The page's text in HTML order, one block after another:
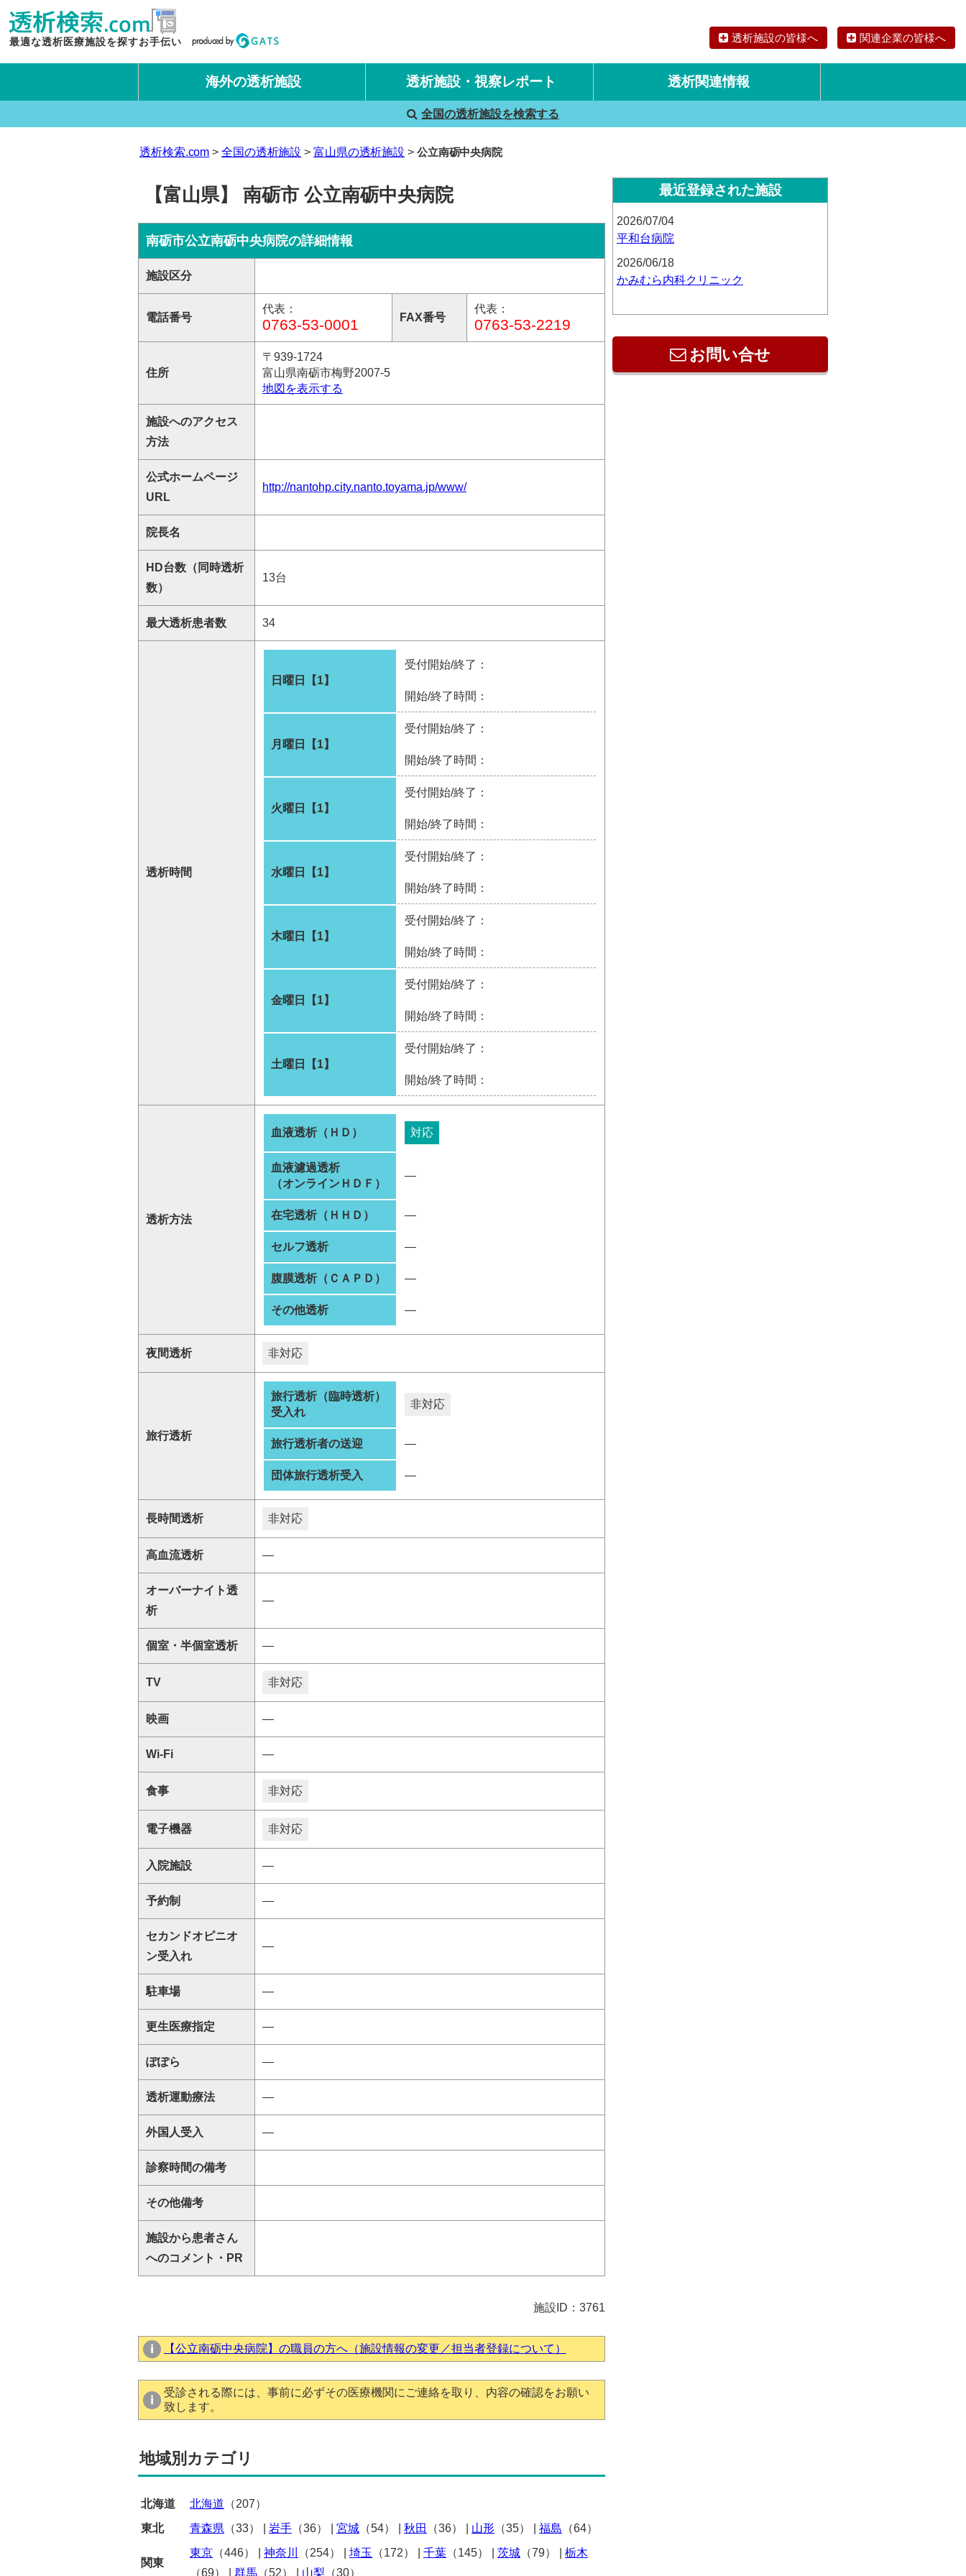
最適な透析医療施設を探すお手伝い 透析施設の皆様へ 関連企業の皆様へ
海外の透析施設 透析施設・視察レポート
国内旅行透析レポート
海外旅行透析レポート
透析関連情報
全国の透析施設を検索する
透析検索.com 全国の透析施設 富山県の透析施設 公立南砺中央病院
【富山県】 南砺市 公立南砺中央病院
南砺市公立南砺中央病院の詳細情報
施設区分
電話番号
代表：
0763-53-0001 FAX番号
代表：
0763-53-2219
住所
〒939-1724
富山県南砺市梅野2007-5
地図を表示する
施設へのアクセス
方法
公式ホームページ
URL
http://nantohp.city.nanto.toyama.jp/www/
院長名
HD台数（同時透析
数）
13台
最大透析患者数 34
透析時間
日曜日【1】
受付開始/終了：
開始/終了時間：
月曜日【1】
受付開始/終了：
開始/終了時間：
火曜日【1】
受付開始/終了：
開始/終了時間：
水曜日【1】
受付開始/終了：
開始/終了時間：
木曜日【1】
受付開始/終了：
開始/終了時間：
金曜日【1】
受付開始/終了：
開始/終了時間：
土曜日【1】
受付開始/終了：
開始/終了時間：
透析方法
血液透析（ＨＤ） 対応
血液濾過透析
（オンラインＨＤＦ）
―
在宅透析（ＨＨＤ） ―
セルフ透析 ―
腹膜透析（ＣＡＰＤ） ―
その他透析 ―
夜間透析 非対応
旅行透析
旅行透析（臨時透析）
受入れ
非対応
旅行透析者の送迎 ―
団体旅行透析受入 ―
長時間透析 非対応
高血流透析 ―
オーバーナイト透
析
―
個室・半個室透析 ―
TV 非対応
映画 ―
Wi-Fi ―
食事 非対応
電子機器 非対応
入院施設 ―
予約制 ―
セカンドオピニオ
ン受入れ
―
駐車場 ―
更生医療指定 ―
ぽぽら ―
透析運動療法 ―
外国人受入 ―
診察時間の備考
その他備考
施設から患者さん
へのコメント・PR
施設ID：3761
【公立南砺中央病院】の職員の方へ（施設情報の変更／担当者登録について）
受診される際には、事前に必ずその医療機関にご連絡を取り、内容の確認をお願い
致します。
地域別カテゴリ
北海道 北海道 （207）
東北
青森県 （33） 岩手 （36） 宮城 （54） 秋田 （36） 山形 （35） 福島 （64）
関東
東京 （446） 神奈川 （254） 埼玉 （172） 千葉 （145） 茨城 （79）
栃木
（69）
群馬 （52） 山梨 （30）
最近登録された施設
2026/07/04
平和台病院
2026/06/18
かみむら内科クリニック
お問い合せ